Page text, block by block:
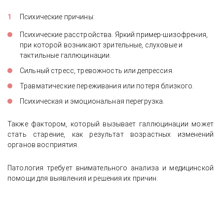
Психические причины:
Психические расстройства. Яркий пример-шизофрения,
при которой возникают зрительные, слуховые и
тактильные галлюцинации.
Сильный стресс, тревожность или депрессия.
Травматические переживания или потеря близкого.
Психическая и эмоциональная перегрузка.
Также фактором, который вызывает галлюцинации может
стать старение, как результат возрастных изменений
органов восприятия.
Патология требует внимательного анализа и медицинской
помощи для выявления и решения их причин.